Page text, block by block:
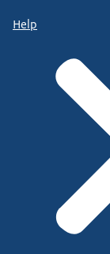
Help